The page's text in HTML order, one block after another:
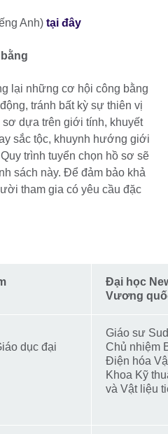
Anh) tại đây
lại những cơ hội công bằng
tránh bất kỳ sự thiên vị
dựa trên giới tính, khuyết
sắc tộc, khuynh hướng giới
trình tuyển chọn hồ sơ sẽ
sách này. Để đảm bảo khả
tham gia có yêu cầu đặc
Đại học
Vương
dục đại
Giáo sư
Chủ nhiệm
Điện hóa
Khoa Kỹ
và Vật liệu